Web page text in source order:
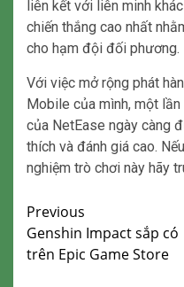
liên kết với liên minh
chiến thắng cao nhất
cho hạm đội đối phương.
Với việc mở rộng phát
Mobile của mình, một
của NetEase ngày càng
thích và đánh giá cao.
nghiệm trò chơi này hãy
Continue
Reading
Previous
Genshin Impact sắp có
trên Epic Game Store